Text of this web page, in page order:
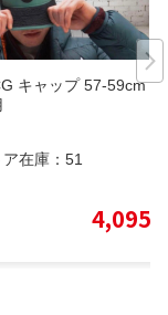
キャップ 57-59cm 新
在庫： 51
4,095